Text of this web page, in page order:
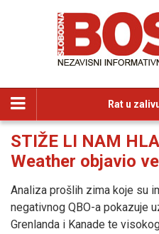
Rat u
STIŽE LI NAM
Weather objavio
Analiza prošlih zima koje su
negativnog QBO-a pokazuje
Grenlanda i Kanade te